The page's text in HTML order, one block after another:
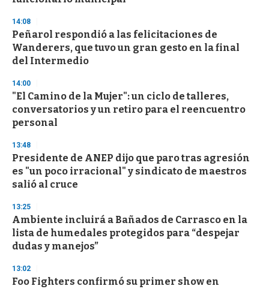
s
e
c
o
n
14:08
Peñarol respondió a las felicitaciones de
Wanderers, que tuvo un gran gesto en la final
del Intermedio
14:00
"El Camino de la Mujer": un ciclo de talleres,
conversatorios y un retiro para el reencuentro
personal
13:48
Presidente de ANEP dijo que paro tras agresión
es "un poco irracional" y sindicato de maestros
salió al cruce
13:25
Ambiente incluirá a Bañados de Carrasco en la
lista de humedales protegidos para “despejar
dudas y manejos”
13:02
Foo Fighters confirmó su primer show en